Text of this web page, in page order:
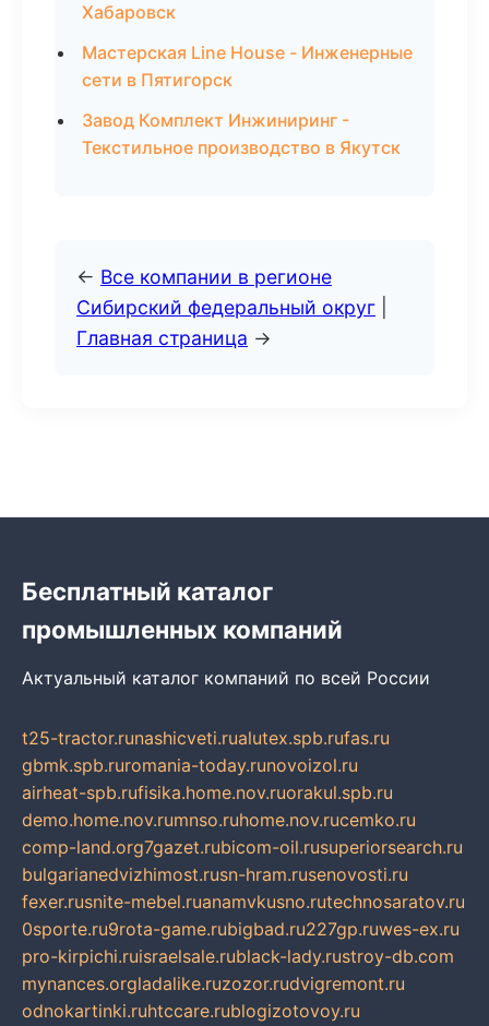
Хабаровск
Мастерская Line House - Инженерные
сети в Пятигорск
Завод Комплект Инжиниринг -
Текстильное производство в Якутск
← Все компании в регионе
Сибирский федеральный округ
Главная страница →
Бесплатный каталог
промышленных компаний
Актуальный каталог компаний по всей России
t25-tractor.runashicveti.rualutex.spb.rufas.ru
gbmk.spb.ruromania-today.runovoizol.ru
airheat-spb.rufisika.home.nov.ruorakul.spb.ru
demo.home.nov.rumnso.ruhome.nov.rucemko.ru
comp-land.org7gazet.rubicom-oil.rusuperiorsearch.ru
bulgarianedvizhimost.rusn-hram.rusenovosti.ru
fexer.rusnite-mebel.ruanamvkusno.rutechnosaratov.ru
0sporte.ru9rota-game.rubigbad.ru227gp.ruwes-ex.ru
pro-kirpichi.ruisraelsale.rublack-lady.rustroy-db.com
mynances.orgladalike.ruzozor.rudvigremont.ru
odnokartinki.ruhtccare.rublogizotovoy.ru